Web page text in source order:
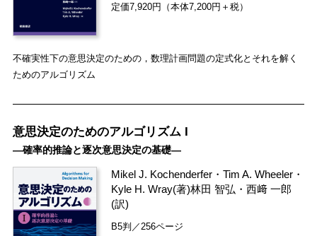
定価7,920円（本体7,200円＋税）
不確実性下の意思決定のための，数理計画問題の定式化とそれを解く
ためのアルゴリズム
意思決定のためのアルゴリズム I
―確率的推論と逐次意思決定の基礎―
Mikel J. Kochenderfer ・Tim A. Wheeler ・
Kyle H. Wray(著)林田 智弘 ・西﨑 一郎
(訳)
B5判／256ページ